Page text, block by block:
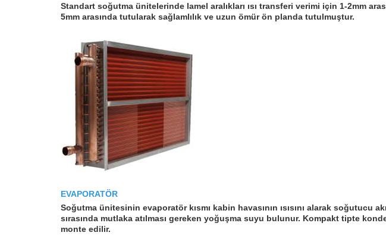
Standart soğutma ünitelerinde lamel aralıkları ısı transferi verimi için 1-2mm
5mm arasında tutularak sağlamlılık ve uzun ömür ön planda tutulmuştur.
EVAPORATÖR
Soğutma ünitesinin evaporatör kısmı kabin havasının ısısını alarak
sırasında mutlaka atılması gereken yoğuşma suyu bulunur. Kompakt tipte
monte edilir.